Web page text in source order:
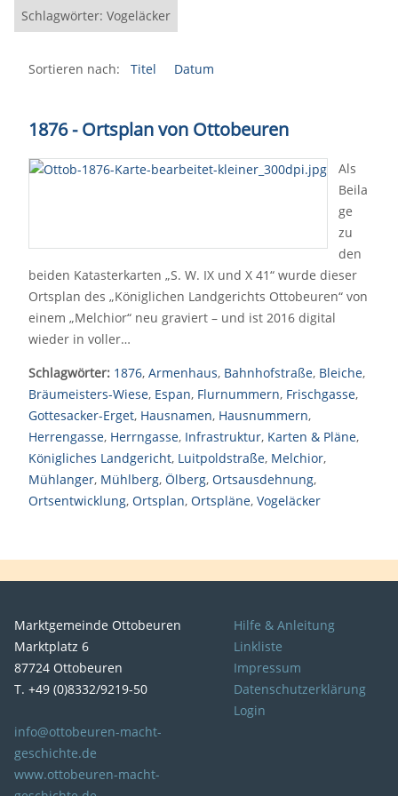
Schlagwörter: Vogeläcker
Sortieren nach: Titel Datum
1876 - Ortsplan von Ottobeuren
Als
Beila
ge
zu
den
beiden Katasterkarten „S. W. IX und X 41“ wurde dieser
Ortsplan des „Königlichen Landgerichts Ottobeuren“ von
einem „Melchior“ neu graviert – und ist 2016 digital
wieder in voller…
Schlagwörter: 1876, Armenhaus, Bahnhofstraße, Bleiche,
Bräumeisters-Wiese, Espan, Flurnummern, Frischgasse,
Gottesacker-Erget, Hausnamen, Hausnummern,
Herrengasse, Herrngasse, Infrastruktur, Karten & Pläne,
Königliches Landgericht, Luitpoldstraße, Melchior,
Mühlanger, Mühlberg, Ölberg, Ortsausdehnung,
Ortsentwicklung, Ortsplan, Ortspläne, Vogeläcker
Marktgemeinde Ottobeuren
Marktplatz 6
87724 Ottobeuren
T. +49 (0)8332/9219-50
info@ottobeuren-macht-
geschichte.de
www.ottobeuren-macht-
Hilfe & Anleitung
Linkliste
Impressum
Datenschutzerklärung
Login